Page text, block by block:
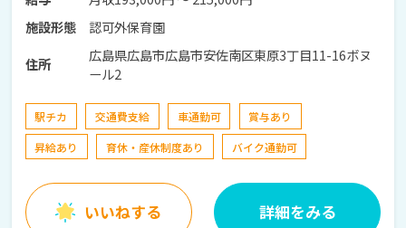
施設形態
認可外保育園
住所
広島県広島市広島市安佐南区東原3丁目11-16ボヌ
ール2
駅チカ 交通費支給 車通勤可
賞与あり
昇給あり
育休・産休制度あり バイク通勤可
いいねする 詳細をみる